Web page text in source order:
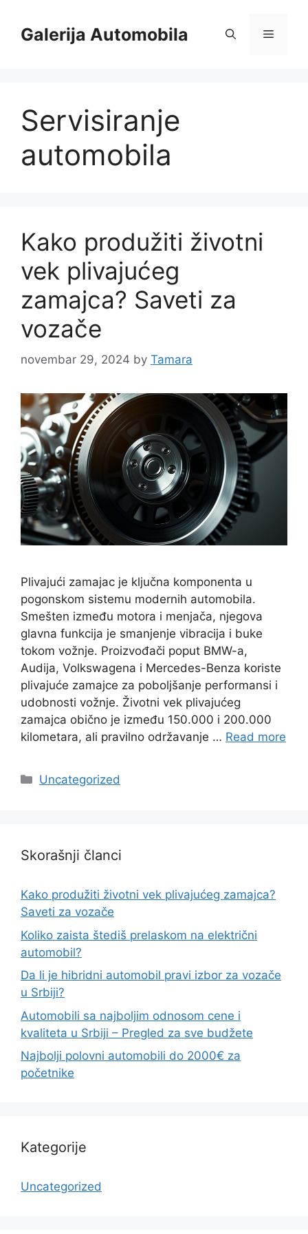
contentGalerija Automobila Menu
Servisiranje
automobila
Kako produžiti životni
vek plivajućeg
zamajca? Saveti za
vozače
novembar 29, 2024 by Tamara
Plivajući zamajac je ključna komponenta u
pogonskom sistemu modernih automobila.
Smešten između motora i menjača, njegova
glavna funkcija je smanjenje vibracija i buke
tokom vožnje. Proizvođači poput BMW-a,
Audija, Volkswagena i Mercedes-Benza koriste
plivajuće zamajce za poboljšanje performansi i
udobnosti vožnje. Životni vek plivajućeg
zamajca obično je između 150.000 i 200.000
kilometara, ali pravilno održavanje … Read more
Categories
Uncategorized
Skorašnji članci
Kako produžiti životni vek plivajućeg zamajca?
Saveti za vozače
Koliko zaista štediš prelaskom na električni
automobil?
Da li je hibridni automobil pravi izbor za vozače
u Srbiji?
Automobili sa najboljim odnosom cene i
kvaliteta u Srbiji – Pregled za sve budžete
Najbolji polovni automobili do 2000€ za
početnike
Kategorije
Uncategorized